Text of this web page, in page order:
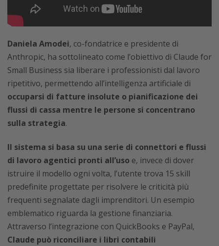
Daniela Amodei, co-fondatrice e presidente di
Anthropic, ha sottolineato come l’obiettivo di Claude for
Small Business sia liberare i professionisti dal lavoro
ripetitivo, permettendo all’intelligenza artificiale di
occuparsi di fatture insolute o pianificazione dei
flussi di cassa mentre le persone si concentrano
sulla strategia.
Il sistema si basa su una serie di connettori e flussi
di lavoro agentici pronti all’uso e, invece di dover
istruire il modello ogni volta, l’utente trova 15 skill
predefinite progettate per risolvere le criticità più
frequenti segnalate dagli imprenditori. Un esempio
emblematico riguarda la gestione finanziaria.
Attraverso l’integrazione con QuickBooks e PayPal,
Claude può riconciliare i libri contabili